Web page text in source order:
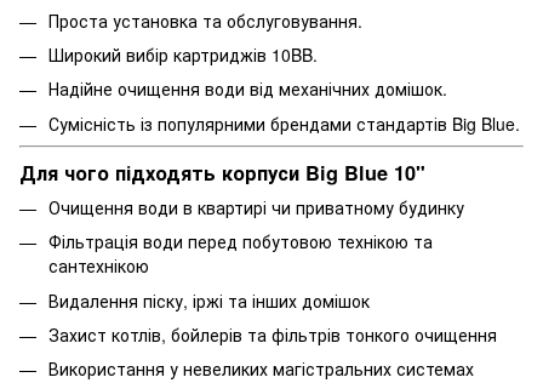
Проста установка та обслуговування.
Широкий вибір картриджів 10BB.
Надійне очищення води від механічних домішок.
Сумісність із популярними брендами стандартів Big Blue.
Для чого підходять корпуси Big Blue 10"
Очищення води в квартирі чи приватному будинку
Фільтрація води перед побутовою технікою та
сантехнікою
Видалення піску, іржі та інших домішок
Захист котлів, бойлерів та фільтрів тонкого очищення
Використання у невеликих магістральних системах